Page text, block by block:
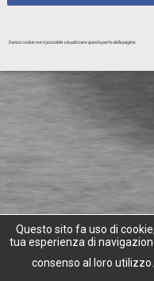
Questo sito fa uso di
tua esperienza di
consenso al loro utilizzo.
Senza cookie non è possibile visualizzare questa parte della pagina